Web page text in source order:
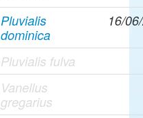
Pluvialis
dominica
16/
Pluvialis fulva
Vanellus
gregarius